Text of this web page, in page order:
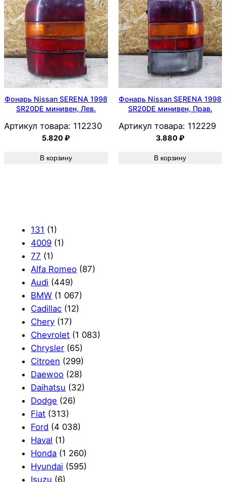
Фонарь Nissan SERENA 1998
SR20DE минивен, Лев.
Артикул товара: 112230
5.820₽
В корзину
Фонарь Nissan SERENA 1998
SR20DE минивен, Прав.
Артикул товара: 112229
3.880₽
В корзину
131 (1)
4009 (1)
77 (1)
Alfa Romeo (87)
Audi (449)
BMW (1 067)
Cadillac (12)
Chery (17)
Chevrolet (1 083)
Chrysler (65)
Citroen (299)
Daewoo (28)
Daihatsu (32)
Dodge (26)
Fiat (313)
Ford (4 038)
Haval (1)
Honda (1 260)
Hyundai (595)
Isuzu (6)